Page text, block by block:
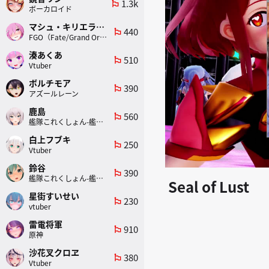
Seal of Lust
ボーカロイド
emoji_flags 1.3k
マシュ・キリエライト
FGO（Fate/Grand Order）
emoji_flags 440
湊あくあ
Vtuber
emoji_flags 510
ボルチモア
アズールレーン
emoji_flags 390
鹿島
艦隊これくしょん-艦これ-
emoji_flags 560
白上フブキ
Vtuber
emoji_flags 250
鈴谷
艦隊これくしょん-艦これ-
emoji_flags 390
星街すいせい
vtuber
emoji_flags 230
雷電将軍
原神
emoji_flags 910
沙花叉クロヱ
Vtuber
emoji_flags 380